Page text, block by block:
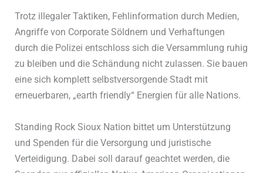
Trotz illegaler Taktiken, Fehlinformation durch Medien,
Angriffe von Corporate Söldnern und Verhaftungen
durch die Polizei entschloss sich die Versammlung ruhig
zu bleiben und die Schändung nicht zulassen. Sie bauen
eine sich komplett selbstversorgende Stadt mit
erneuerbaren, „earth friendly“ Energien für alle Nations.
Standing Rock Sioux Nation bittet um Unterstützung
und Spenden für die Versorgung und juristische
Verteidigung. Dabei soll darauf geachtet werden, die